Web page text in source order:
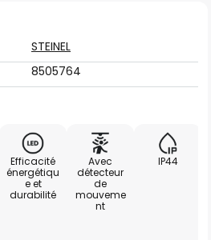
STEINEL
8505764
Efficacité
énergétiqu
e et
durabilité
Avec
détecteur
de
mouveme
nt
IP44